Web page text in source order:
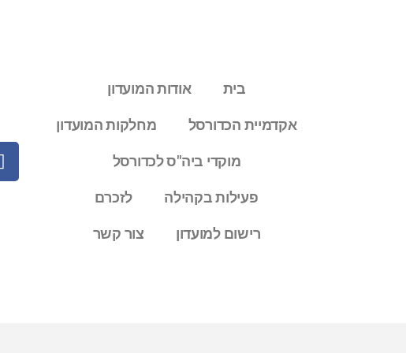
בית אודות המועדון
אקדמיית הכדורסל מחלקות המועדון
מוקדי ביה"ס לכדורסל
פעילות בקהילה לזכרם
רישום למועדון צור קשר